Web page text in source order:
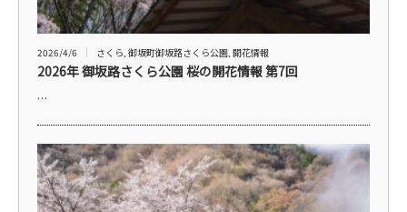
2026/4/6 さくら, 御坂町御坂路さくら公園, 開花情報
2026年 御坂路さくら公園 桜の開花情報 第7回
…